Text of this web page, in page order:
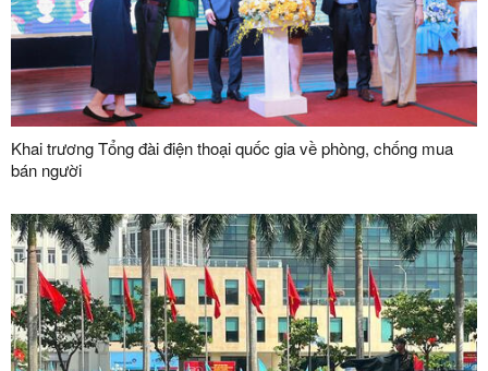
Khai trương Tổng đài điện thoại quốc gia về phòng, chống mua
bán người